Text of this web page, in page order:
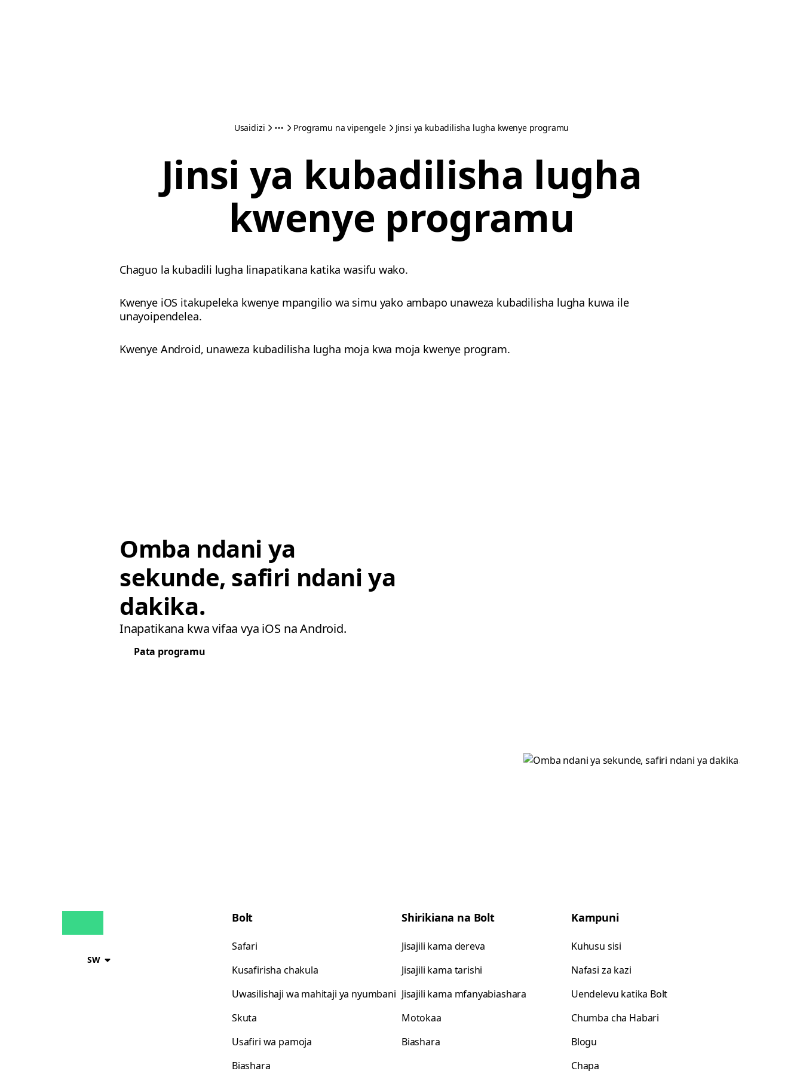
Usaidizi Programu na vipengele Jinsi ya kubadilisha lugha kwenye programu
Jinsi ya kubadilisha lugha
kwenye programu
Chaguo la kubadili lugha linapatikana katika wasifu wako.
Kwenye iOS itakupeleka kwenye mpangilio wa simu yako ambapo unaweza kubadilisha lugha kuwa ile
unayoipendelea.
Kwenye Android, unaweza kubadilisha lugha moja kwa moja kwenye program.
Omba ndani ya
sekunde, safiri ndani ya
dakika.
Inapatikana kwa vifaa vya iOS na Android.
Pata programu
SW
Bolt
Safari
Kusafirisha chakula
Uwasilishaji wa mahitaji ya nyumbani
Skuta
Usafiri wa pamoja
Biashara
Shirikiana na Bolt
Jisajili kama dereva
Jisajili kama tarishi
Jisajili kama mfanyabiashara
Motokaa
Biashara
Kampuni
Kuhusu sisi
Nafasi za kazi
Uendelevu katika Bolt
Chumba cha Habari
Blogu
Chapa